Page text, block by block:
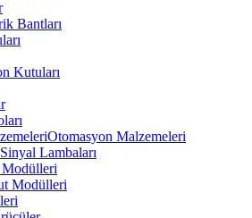
Bantları
Kutuları
Otomasyon Malzemeleri
Lambaları
Modülleri